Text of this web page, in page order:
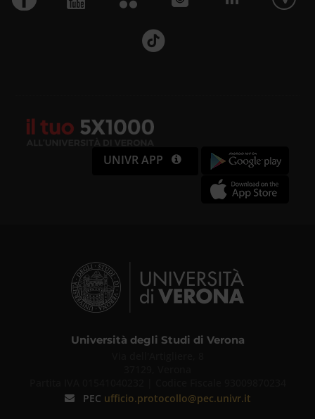
UNIVR APP
Università degli Studi di Verona
PEC ufficio.protocollo@pec.univr.it